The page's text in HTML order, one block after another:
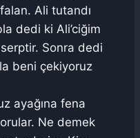
Ali tutandı
dedi ki Ali’ciğim
Sonra dedi
beni çekiyoruz
ayağına fena
Ne demek